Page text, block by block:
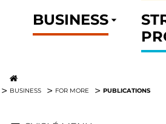
BUSINESS
BUSINESS FOR MORE PUBLICATIONS